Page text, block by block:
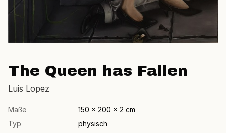
The Queen has Fallen
Luis Lopez
Maße
150 × 200 × 2 cm
Typ
physisch